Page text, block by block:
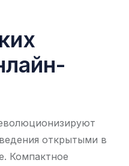
открытыми в
Компактное